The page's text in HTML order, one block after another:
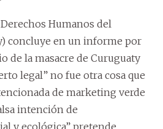
Humanos del
concluye en un informe por
de la masacre de Curuguaty
legal” no fue otra cosa que
de marketing verde
intención de